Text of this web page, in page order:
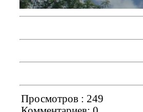
Просмотров : 249